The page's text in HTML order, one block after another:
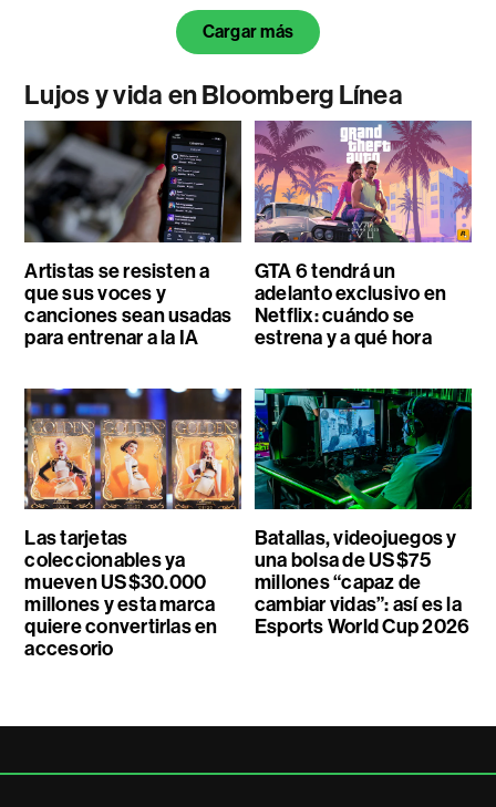
Cargar más
Lujos y vida en Bloomberg Línea
Artistas se resisten a
que sus voces y
canciones sean usadas
para entrenar a la IA
GTA 6 tendrá un
adelanto exclusivo en
Netflix: cuándo se
estrena y a qué hora
Las tarjetas
coleccionables ya
mueven US$30.000
millones y esta marca
quiere convertirlas en
accesorio
Batallas, videojuegos y
una bolsa de US$75
millones “capaz de
cambiar vidas”: así es la
Esports World Cup 2026